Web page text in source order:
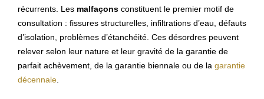
récurrents. Les malfaçons constituent le premier motif de
consultation : fissures structurelles, infiltrations d’eau, défauts
d’isolation, problèmes d’étanchéité. Ces désordres peuvent
relever selon leur nature et leur gravité de la garantie de
parfait achèvement, de la garantie biennale ou de la garantie
décennale